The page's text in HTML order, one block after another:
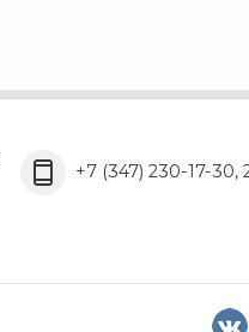
+7 (347) 230-17-30,